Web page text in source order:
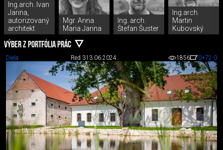
Ing.arch. Ivan
Jarina,
autorizovaný
architekt
Mgr. Anna
Maria Jarina
Ing. arch.
Štefan Šuster
Ing.arch.
Martin
Kubovský
VÝBER Z PORTFÓLIA PRÁC
Diela Red 313.06.2024 1856 0+72-0